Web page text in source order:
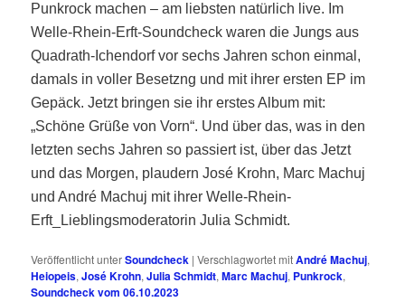
Punkrock machen – am liebsten natürlich live. Im
Welle-Rhein-Erft-Soundcheck waren die Jungs aus
Quadrath-Ichendorf vor sechs Jahren schon einmal,
damals in voller Besetzng und mit ihrer ersten EP im
Gepäck. Jetzt bringen sie ihr erstes Album mit:
„Schöne Grüße von Vorn“. Und über das, was in den
letzten sechs Jahren so passiert ist, über das Jetzt
und das Morgen, plaudern José Krohn, Marc Machuj
und André Machuj mit ihrer Welle-Rhein-
Erft_Lieblingsmoderatorin Julia Schmidt.
Veröffentlicht unterSoundcheck |Verschlagwortet mitAndré Machuj,
Heiopeis,José Krohn,Julia Schmidt,Marc Machuj, Punkrock,
Soundcheck vom 06.10.2023